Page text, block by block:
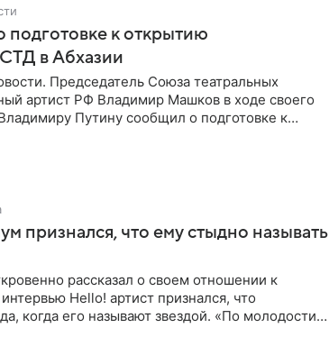
подготовке к открытию
СТД в Абхазии
Председатель Союза театральных
артист РФ Владимир Машков в ходе своего
Путину сообщил о подготовке к
признался, что ему стыдно называть
рассказал о своем отношении к
Hello! артист признался, что
когда его называют звездой. «По молодости я